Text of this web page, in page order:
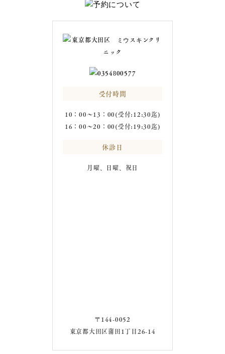
受付時間
10：00～13：00(受付:12:30迄)
16：00～20：00(受付:19:30迄)
休診日
月曜、日曜、祝日
〒144-0052
東京都大田区蒲田1丁目26-14